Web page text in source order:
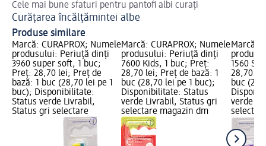
Cele mai bune sfaturi pentru pantofi albi curați
Curățarea încălțămintei albe
Produse similare
Marcă: CURAPROX; Numele
produsului: Periuță dinți
3960 super soft, 1 buc;
Preț: 28,70 lei; Preț de
bază: 1 buc (28,70 lei pe 1
buc); Disponibilitate:
Status verde Livrabil,
Status gri selectare
Marcă: CURAPROX; Numele
produsului: Periuță dinți
7600 Kids, 1 buc; Preț:
28,70 lei; Preț de bază: 1
buc (28,70 lei pe 1 buc);
Disponibilitate: Status
verde Livrabil, Status gri
selectare magazin dm
Marcă:
1560
28,70
buc
verde